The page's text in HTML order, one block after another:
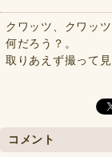
クワッツ、クワッ
何だろう？。
取りあえず撮って
コメント